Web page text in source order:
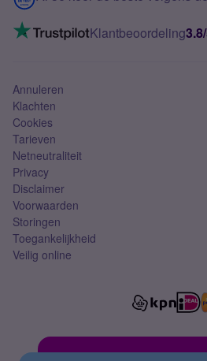
Mobiel internet
Mobiel abonnement
VoLTE 4G bellenKlantbeoordeling
Annuleren
Klachten
Cookies
Tarieven
Netneutraliteit
Privacy
Disclaimer
Voorwaarden
Storingen
Toegankelijkheid
Veilig online